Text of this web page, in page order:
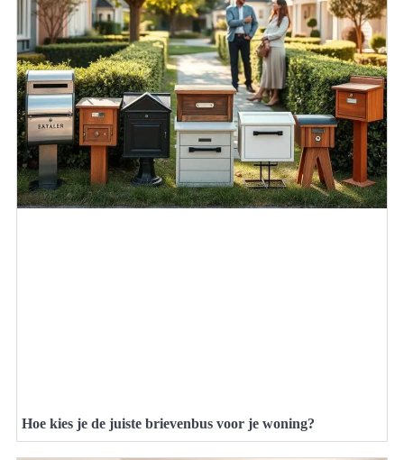
Hoe kies je de juiste brievenbus voor je woning?